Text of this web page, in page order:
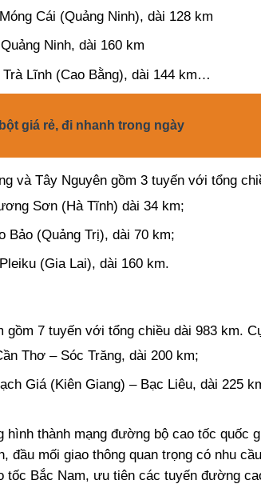
Cái (Quảng Ninh), dài 128 km
Ninh, dài 160 km
Lĩnh (Cao Bằng), dài 144 km…
giá rẻ, đi nhanh trong ngày
và Tây Nguyên gồm 3 tuyến với tổng
Sơn (Hà Tĩnh) dài 34 km;
Bảo (Quảng Trị), dài 70 km;
(Gia Lai), dài 160 km.
7 tuyến với tổng chiều dài 983 km.
Thơ – Sóc Trăng, dài 200 km;
Giá (Kiên Giang) – Bạc Liêu, dài 225
hình thành mạng đường bộ cao tốc quốc
đầu mối giao thông quan trọng có nhu
Bắc Nam, ưu tiên các tuyến đường